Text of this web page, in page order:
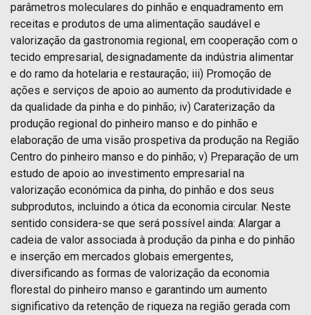
parâmetros moleculares do pinhão e enquadramento em
receitas e produtos de uma alimentação saudável e
valorização da gastronomia regional, em cooperação com o
tecido empresarial, designadamente da indústria alimentar
e do ramo da hotelaria e restauração; iii) Promoção de
ações e serviços de apoio ao aumento da produtividade e
da qualidade da pinha e do pinhão; iv) Caraterização da
produção regional do pinheiro manso e do pinhão e
elaboração de uma visão prospetiva da produção na Região
Centro do pinheiro manso e do pinhão; v) Preparação de um
estudo de apoio ao investimento empresarial na
valorização económica da pinha, do pinhão e dos seus
subprodutos, incluindo a ótica da economia circular. Neste
sentido considera-se que será possível ainda: Alargar a
cadeia de valor associada à produção da pinha e do pinhão
e inserção em mercados globais emergentes,
diversificando as formas de valorização da economia
florestal do pinheiro manso e garantindo um aumento
significativo da retenção de riqueza na região gerada com